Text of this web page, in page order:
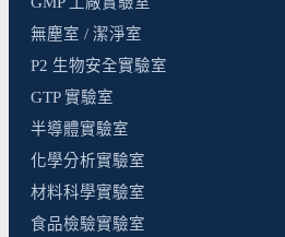
無塵室 / 潔淨室
P2 生物安全實驗室
GTP 實驗室
半導體實驗室
化學分析實驗室
材料科學實驗室
食品檢驗實驗室